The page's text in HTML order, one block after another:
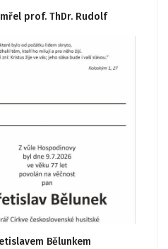
prof. ThDr. Rudolf
Bělunkem